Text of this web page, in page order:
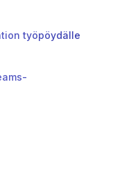
työpöydälle